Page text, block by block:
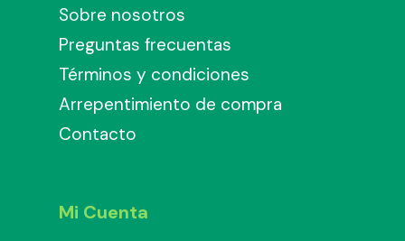
Sobre nosotros
Preguntas frecuentas
Términos y condiciones
Arrepentimiento de compra
Contacto
Mi Cuenta